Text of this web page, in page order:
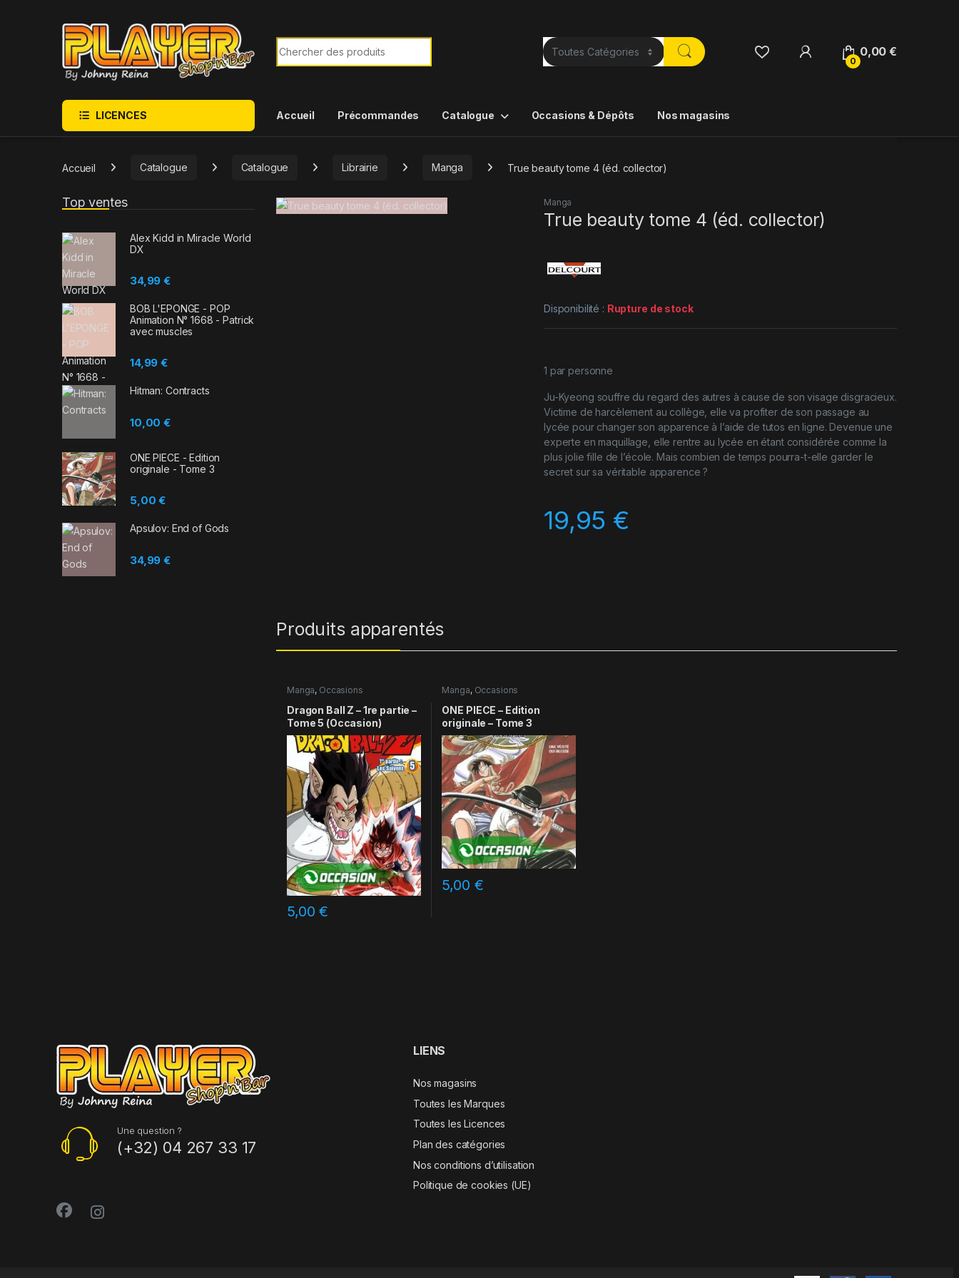
Recherche de :
0
0,00€
LICENCES Accueil Précommandes Catalogue Occasions & Dépôts Nos magasins
Accueil Catalogue Catalogue Librairie Manga True beauty tome 4 (éd. collector)
Manga
True beauty tome 4 (éd. collector)
Disponibilité : Rupture de stock
1 par personne
Ju-Kyeong souffre du regard des autres à cause de son visage disgracieux.
Victime de harcèlement au collège, elle va profiter de son passage au
lycée pour changer son apparence à l’aide de tutos en ligne. Devenue une
experte en maquillage, elle rentre au lycée en étant considérée comme la
plus jolie fille de l’école. Mais combien de temps pourra-t-elle garder le
secret sur sa véritable apparence ?
19,95 €
Produits apparentés
Manga, Occasions
Dragon Ball Z – 1re partie –
Tome 5 (Occasion)
5,00€
Manga, Occasions
ONE PIECE – Edition
originale – Tome 3
5,00 €
Top ventes
Alex Kidd in Miracle World
DX
34,99€
BOB L'EPONGE - POP
Animation N° 1668 - Patrick
avec muscles
14,99€
Hitman: Contracts
10,00€
ONE PIECE - Edition
originale - Tome 3
5,00€
Apsulov: End of Gods
34,99€
Une question ?
(+32) 04 267 33 17
LIENS
Nos magasins
Toutes les Marques
Toutes les Licences
Plan des catégories
Nos conditions d’utilisation
Politique de cookies (UE)